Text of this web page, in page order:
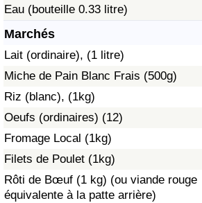
Eau (bouteille 0.33 litre)
Marchés
Lait (ordinaire), (1 litre)
Miche de Pain Blanc Frais (500g)
Riz (blanc), (1kg)
Oeufs (ordinaires) (12)
Fromage Local (1kg)
Filets de Poulet (1kg)
Rôti de Bœuf (1 kg) (ou viande rouge
équivalente à la patte arrière)
Soins de santé
Indice des soins de santé (Actuel)
Indice des soins de santé
Indice des soins de santé par Pays
Pollution